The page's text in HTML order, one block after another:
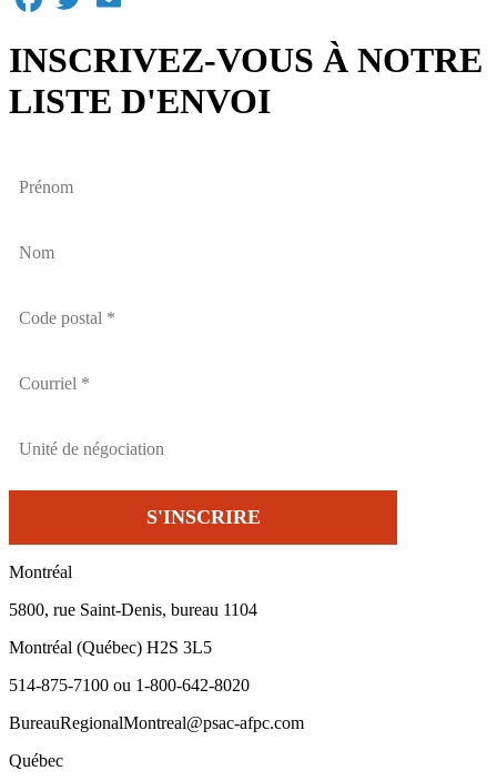
INSCRIVEZ-VOUS À NOTRE
LISTE D'ENVOI
Montréal
5800, rue Saint-Denis, bureau 1104
Montréal (Québec) H2S 3L5
514-875-7100 ou 1-800-642-8020
BureauRegionalMontreal@psac-afpc.com
Québec